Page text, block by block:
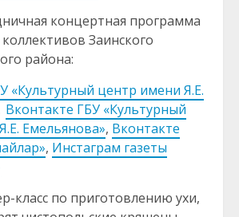
концертная программа
Заинского
района:
«Культурный центр имени Я.Е.
Вконтакте ГБУ «Культурный
Емельянова», Вконтакте
, Инстаграм газеты
класс по приготовлению ухи,